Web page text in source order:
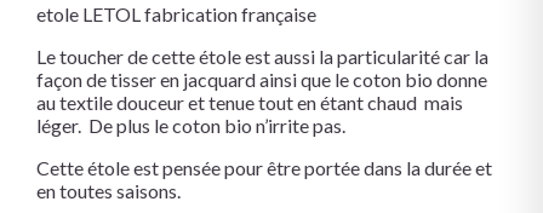
etole LETOL fabrication française
Le toucher de cette étole est aussi la particularité car la
façon de tisser en jacquard ainsi que le coton bio donne
au textile douceur et tenue tout en étant chaud mais
léger. De plus le coton bio n’irrite pas.
Cette étole est pensée pour être portée dans la durée et
en toutes saisons.